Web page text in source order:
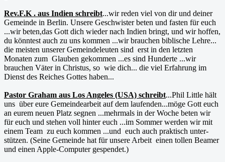
Rev.F.K . aus Indien schreibt...wir reden viel von dir und deiner
Gemeinde in Berlin. Unsere Geschwister beten und fasten für euch
...wir beten,das Gott dich wieder nach Indien bringt, und wir hoffen,
du könntest auch zu uns kommen ...wir brauchen biblische Lehre...
die meisten unserer Gemeindeleuten sind erst in den letzten
Monaten zum Glauben gekommen ...es sind Hunderte ...wir
brauchen Väter in Christus, so wie dich... die viel Erfahrung im
Dienst des Reiches Gottes haben...
Pastor Graham aus Los Angeles (USA) schreibt...Phil Little hält
uns über eure Gemeindearbeit auf dem laufenden...möge Gott euch
an eurem neuen Platz segnen ...mehrmals in der Woche beten wir
für euch und stehen voll hinter euch ...im Sommer werden wir mit
einem Team zu euch kommen ...und euch auch praktisch unter-
stützen. (Seine Gemeinde hat für unsere Arbeit einen tollen Beamer
und einen Apple-Computer gespendet.)